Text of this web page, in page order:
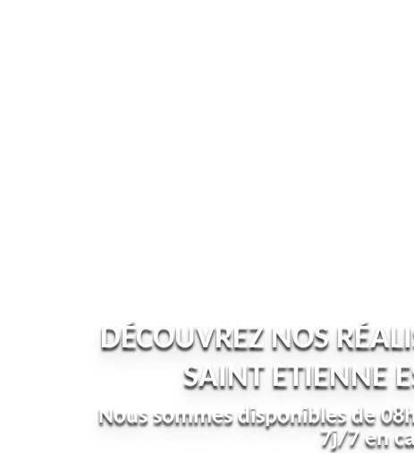
DÉCOUVREZ NOS
SAINT ETIENNE
Nous sommes disponibles de
7j/7 en